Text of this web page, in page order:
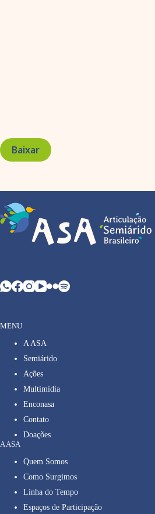
Baixar
MENU
A ASA
Semiárido
Ações
Multimídia
Enconasa
Contato
Doações
A ASA
Quem Somos
Como Surgimos
Linha do Tempo
Espaços de Participação